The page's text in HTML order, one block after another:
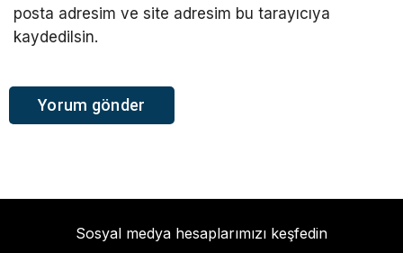
posta adresim ve site adresim bu tarayıcıya
kaydedilsin.
Sosyal medya hesaplarımızı keşfedin